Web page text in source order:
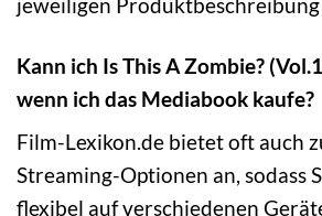
Kann ich Is This A Zombie?
wenn ich das Mediabook kaufe?
Film-Lexikon.de bietet oft auch
Streaming-Optionen an, sodass
flexibel auf verschiedenen